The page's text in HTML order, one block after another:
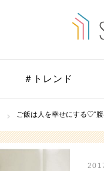
＃トレンド
ご飯は人を幸せにする♡“